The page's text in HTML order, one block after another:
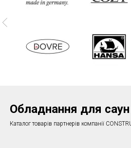
Обладнання для саун
Каталог товарів партнерів компанії